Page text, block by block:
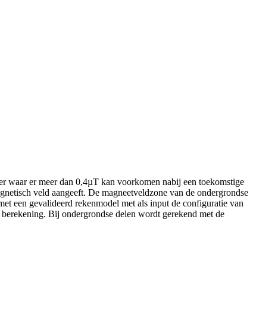
waar er meer dan 0,4µT kan voorkomen nabij een toekomstige
veld aangeeft. De magneetveldzone van de ondergrondse
een gevalideerd rekenmodel met als input de configuratie van
Bij ondergrondse delen wordt gerekend met de